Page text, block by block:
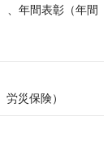
、年間表彰（年間
災保険）